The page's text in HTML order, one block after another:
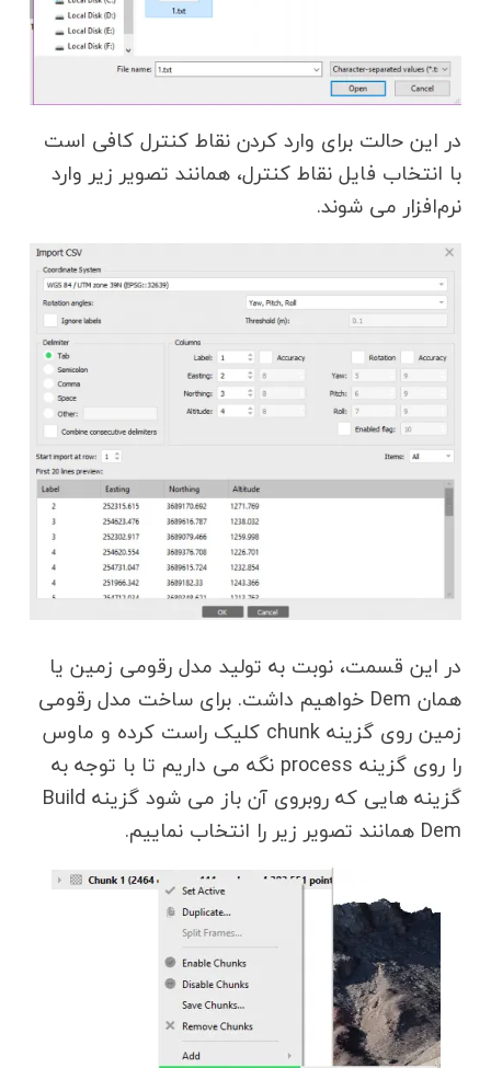
در این حالت برای وارد کردن نقاط کنترل کافی است
با انتخاب فایل نقاط کنترل، همانند تصویر زیر وارد
نرم‌افزار می شوند.
در این قسمت، نوبت به تولید مدل رقومی زمین یا
همان Dem خواهیم داشت. برای ساخت مدل رقومی
زمین روی گزینه chunk کلیک راست کرده و ماوس
را روی گزینه process نگه می داریم تا با توجه به
گزینه هایی که روبروی آن باز می شود گزینه Build
Dem همانند تصویر زیر را انتخاب نماییم.